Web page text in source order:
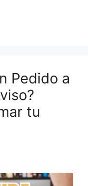
Pedido a
tu